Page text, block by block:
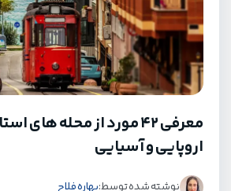
معرفی 42 مورد از محله
اروپایی و آسیایی
نوشته شده توسط:بهاره فلاح